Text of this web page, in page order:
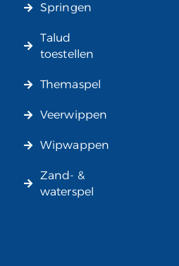
Springen
Talud
toestellen
Themaspel
Veerwippen
Wipwappen
Zand- &
waterspel